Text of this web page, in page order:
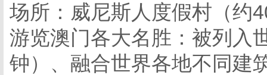
场所：威尼斯人度假村（约
游览澳门各大名胜：被列入
钟）、融合世界各地不同建